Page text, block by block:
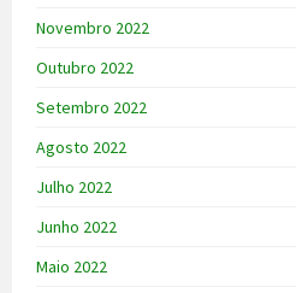
Novembro 2022
Outubro 2022
Setembro 2022
Agosto 2022
Julho 2022
Junho 2022
Maio 2022